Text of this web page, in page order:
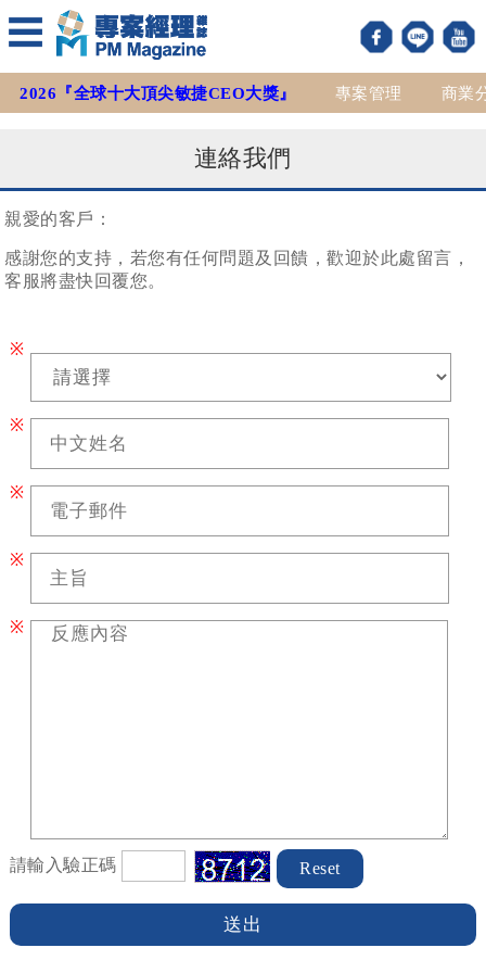
2026『全球十大頂尖敏捷CEO大獎』 專案管理 商業
連絡我們
親愛的客戶：
感謝您的支持，若您有任何問題及回饋，歡迎於此處留言，
客服將盡快回覆您。
※
※
※
※
※
請輸入驗正碼